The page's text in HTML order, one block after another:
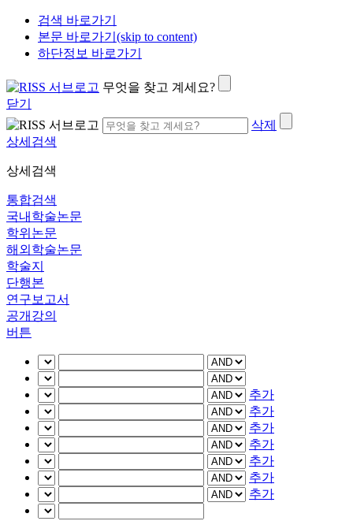
검색 바로가기
본문 바로가기(skip to content)
하단정보 바로가기
무엇을 찾고 계세요?
닫기
삭제
상세검색
상세검색
통합검색
국내학술논문
학위논문
해외학술논문
학술지
단행본
연구보고서
공개강의
버튼
추가
추가
추가
추가
추가
추가
추가